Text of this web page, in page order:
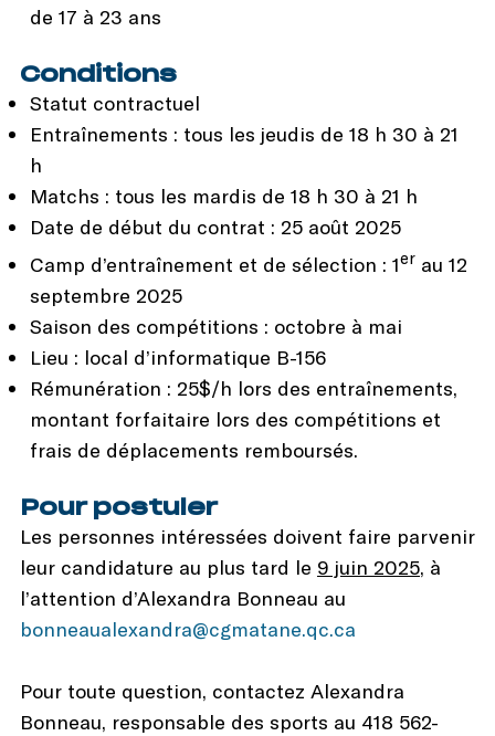
de 17 à 23 ans
Conditions
Statut contractuel
Entraînements : tous les jeudis de 18 h 30 à 21
h
Matchs : tous les mardis de 18 h 30 à 21 h
Date de début du contrat : 25 août 2025
Camp d’entraînement et de sélection : 1er au 12
septembre 2025
Saison des compétitions : octobre à mai
Lieu : local d’informatique B-156
Rémunération : 25$/h lors des entraînements,
montant forfaitaire lors des compétitions et
frais de déplacements remboursés.
Pour postuler
Les personnes intéressées doivent faire parvenir
leur candidature au plus tard le 9 juin 2025, à
l’attention d’Alexandra Bonneau au
bonneaualexandra@cgmatane.qc.ca
Pour toute question, contactez Alexandra
Bonneau, responsable des sports au 418 562-